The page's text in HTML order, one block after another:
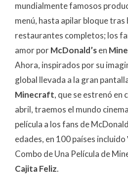
mundialmente famosos
menú, hasta apilar bloque
restaurantes completos; los
amor porMcDonald’sen
Ahora, inspirados por su
global llevada a la gran
Minecraft, que se estrenó en
abril, traemos el mundo
película a los fans de
edades, en 100 países incluido
Combo de Una Película de
Cajita Feliz.